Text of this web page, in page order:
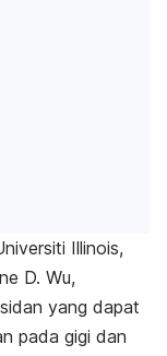
Illinois,
D. Wu,
yang dapat
pada gigi dan